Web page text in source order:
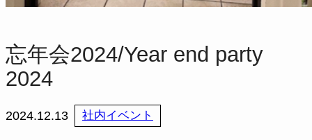
忘年会2024/Year end party
2024
2024.12.13 社内イベント